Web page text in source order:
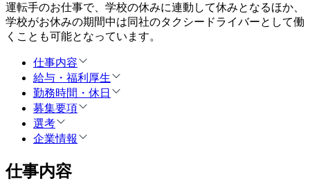
運転手のお仕事で、学校の休みに連動して休みとなるほか、
学校がお休みの期間中は同社のタクシードライバーとして働
くことも可能となっています。
仕事内容
給与・福利厚生
勤務時間・休日
募集要項
選考
企業情報
仕事内容